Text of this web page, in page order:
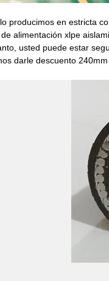
producimos en estricta
alimentación xlpe
usted puede estar
darle descuento